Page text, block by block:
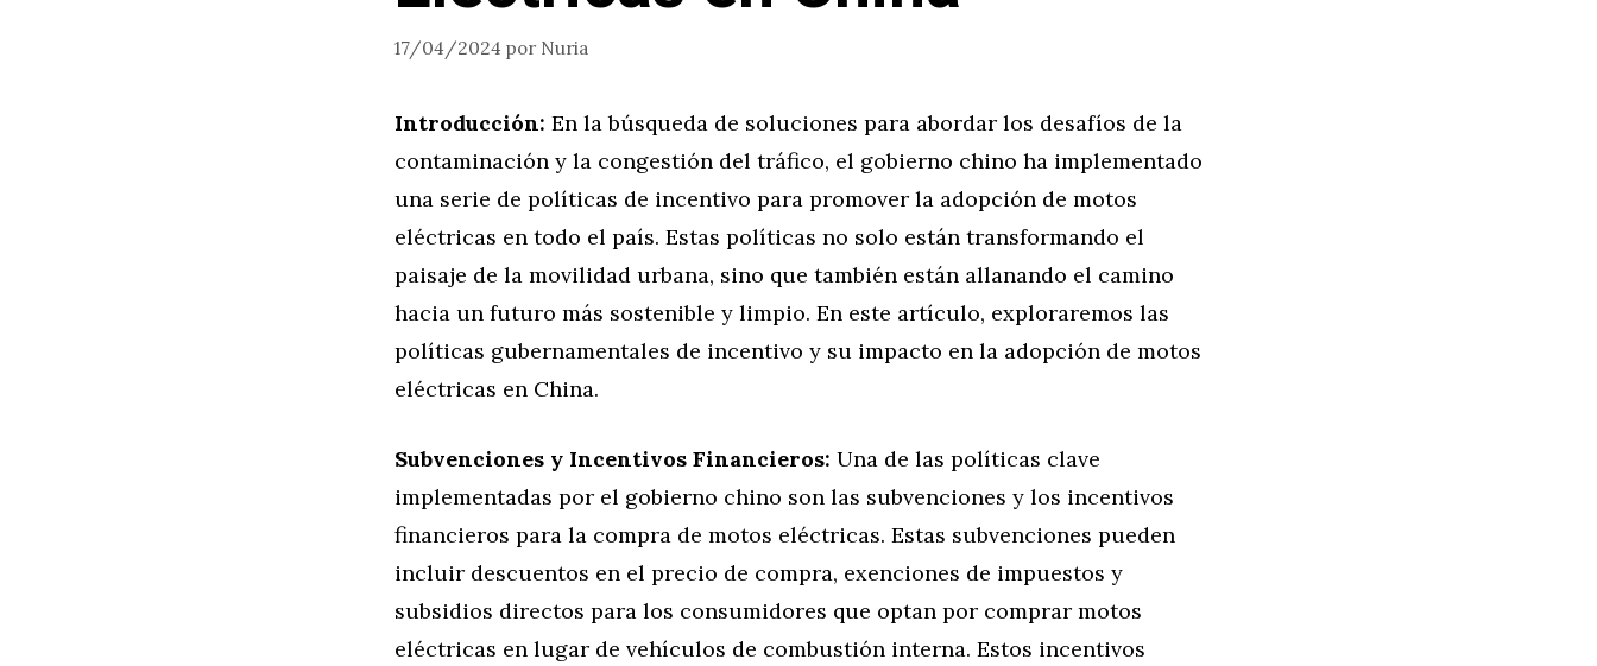
17/04/2024 por Nuria
Introducción: En la búsqueda de soluciones para abordar los desafíos de la
contaminación y la congestión del tráfico, el gobierno chino ha implementado
una serie de políticas de incentivo para promover la adopción de motos
eléctricas en todo el país. Estas políticas no solo están transformando el
paisaje de la movilidad urbana, sino que también están allanando el camino
hacia un futuro más sostenible y limpio. En este artículo, exploraremos las
políticas gubernamentales de incentivo y su impacto en la adopción de motos
eléctricas en China.
Subvenciones y Incentivos Financieros: Una de las políticas clave
implementadas por el gobierno chino son las subvenciones y los incentivos
financieros para la compra de motos eléctricas. Estas subvenciones pueden
incluir descuentos en el precio de compra, exenciones de impuestos y
subsidios directos para los consumidores que optan por comprar motos
eléctricas en lugar de vehículos de combustión interna. Estos incentivos